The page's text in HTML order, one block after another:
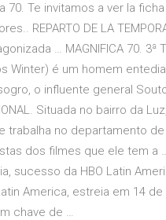
70. Te invitamos a ver la
REPARTO DE LA
… MAGNIFICA 70. 3ª
Winter) é um homem
o influente general
Situada no bairro da
trabalha no departamento
dos filmes que ele tem a
sucesso da HBO Latin
America, estreia em 14
chave de …